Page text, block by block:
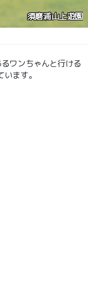
道の駅 神戸フルーツ・フラワーパーク大沢
ワンちゃんと行ける
ます。